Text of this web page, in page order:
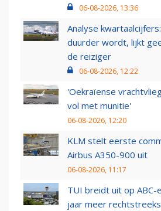
06-08-2026, 13:36
Analyse
duurder wordt, lijkt
de reiziger
06-08-2026, 12:22
'Oekraïense
vol met munitie'
06-08-2026, 12:20
KLM stelt eerste
Airbus A350-900 uit
06-08-2026, 11:17
TUI breidt uit op ABC-
jaar meer